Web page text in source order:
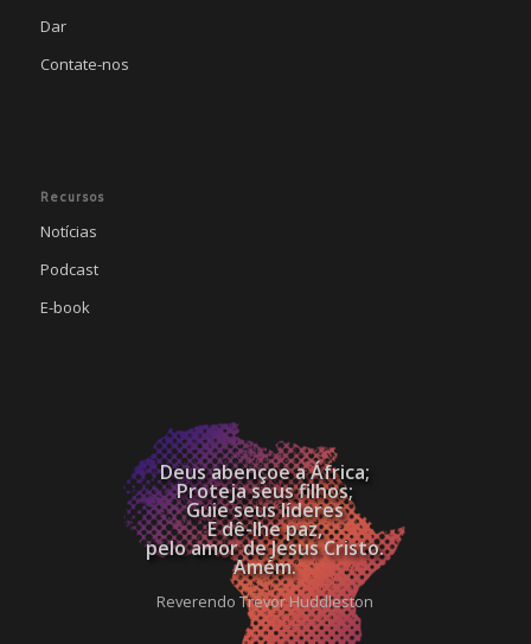
Dar
Contate-nos
Recursos
Notícias
Podcast
E-book
Deus abençoe a África;
Proteja seus filhos;
Guie seus líderes
E dê-lhe paz,
pelo amor de Jesus Cristo.
Amém.
Reverendo Trevor Huddleston